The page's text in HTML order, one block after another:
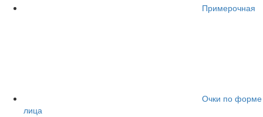
Примерочная
Очки по форме
лица